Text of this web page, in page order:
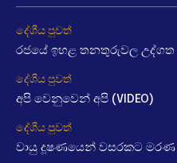
දේශීය පුවත්
රජයේ ඉහළ තනතුරුවල උද්ගත
දේශීය පුවත්
අපි වෙනුවෙන් අපි (VIDEO)
දේශීය පුවත්
වායු දූෂණයෙන් වසරකට මරණ